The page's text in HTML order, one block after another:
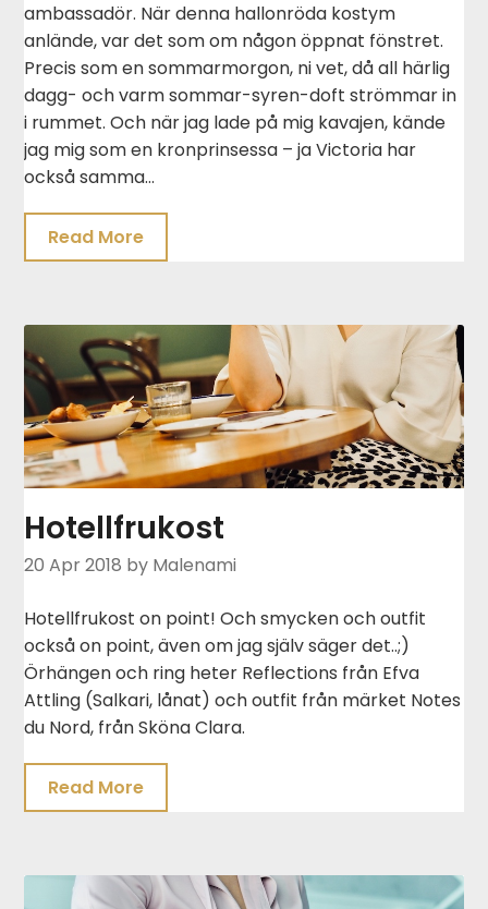
ambassadör. När denna hallonröda kostym
anlände, var det som om någon öppnat fönstret.
Precis som en sommarmorgon, ni vet, då all härlig
dagg- och varm sommar-syren-doft strömmar in
i rummet. Och när jag lade på mig kavajen, kände
jag mig som en kronprinsessa – ja Victoria har
också samma…
Read More
Hotellfrukost
20 Apr 2018 by Malenami
Hotellfrukost on point! Och smycken och outfit
också on point, även om jag själv säger det..;)
Örhängen och ring heter Reflections från Efva
Attling (Salkari, lånat) och outfit från märket Notes
du Nord, från Sköna Clara.
Read More